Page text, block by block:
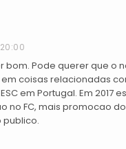
20:00
bom. Pode querer que o
coisas relacionadas
em Portugal. Em 2017
no FC, mais promocao
publico.